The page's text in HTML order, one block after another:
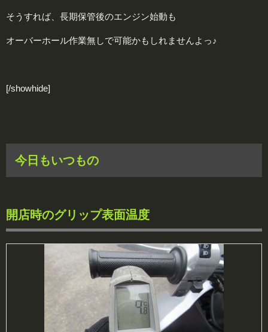
そうすれば、長期保管後のエンジン始動も
オーバーホール作業無しで可能かもしれませんよっ♪
[/showhide]
今日もいつもの
開店時のグリップ表面温度